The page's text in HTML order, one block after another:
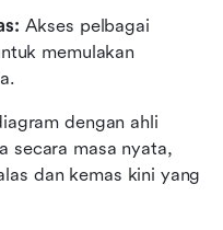
Akses pelbagai
memulakan
dengan ahli
secara masa nyata,
dan kemas kini yang